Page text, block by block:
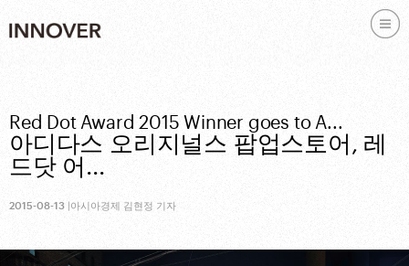
Red Dot Award 2015 Winner goes to A...
아디다스 오리지널스 팝업스토어, 레
드닷 어...
2015-08-13 아시아경제 김현정 기자